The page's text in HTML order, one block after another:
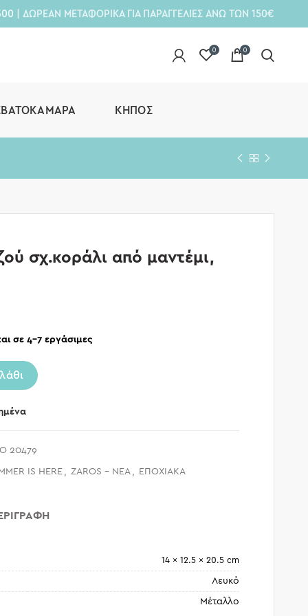
| ΔΩΡΕΑΝ ΜΕΤΑΦΟΡΙΚΑ ΓΙΑ ΠΑΡΑΓΓΕΛΙΕΣ ΑΝΩ ΤΩΝ 150€
0 0
ΚΉΠΟΣ
σχ.κοράλι από μαντέμι,
σε 4-7 εργάσιμες
20479
IS HERE , ZAROS - ΝΕΑ , ΕΠΟΧΙΑΚΑ
14 × 12.5 × 20.5 cm
Λευκό
Μέταλλο